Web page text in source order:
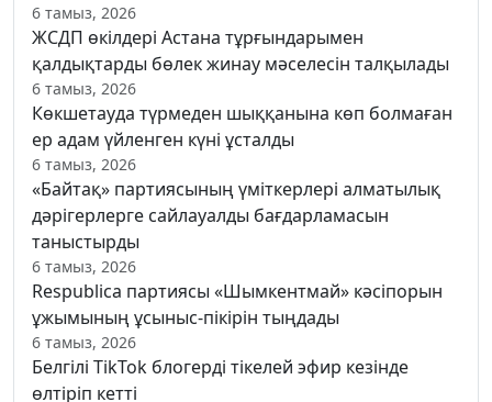
6 тамыз, 2026
ЖСДП өкілдері Астана тұрғындарымен
қалдықтарды бөлек жинау мәселесін талқылады
6 тамыз, 2026
Көкшетауда түрмеден шыққанына көп болмаған
ер адам үйленген күні ұсталды
6 тамыз, 2026
«Байтақ» партиясының үміткерлері алматылық
дәрігерлерге сайлауалды бағдарламасын
таныстырды
6 тамыз, 2026
Respublica партиясы «Шымкентмай» кәсіпорын
ұжымының ұсыныс-пікірін тыңдады
6 тамыз, 2026
Белгілі TikTok блогерді тікелей эфир кезінде
өлтіріп кетті